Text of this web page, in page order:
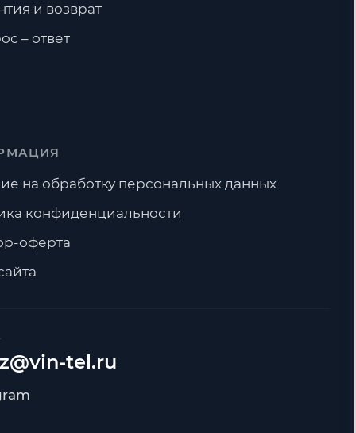
tel.ru
и возврат
– ответ
на обработку персональных данных
конфиденциальности
оферта